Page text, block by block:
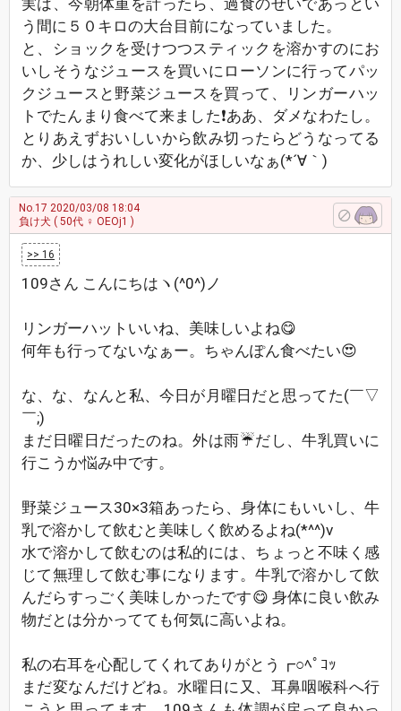
実は、今朝体重を計ったら、過食のせいであっとい
う間に５０キロの大台目前になっていました。
と、ショックを受けつつスティックを溶かすのにお
いしそうなジュースを買いにローソンに行ってパッ
クジュースと野菜ジュースを買って、リンガーハッ
トでたんまり食べて来ました❗ああ、ダメなわたし。
とりあえずおいしいから飲み切ったらどうなってる
か、少しはうれしい変化がほしいなぁ(*´∀｀)
No.17 2020/03/08 18:04
負け犬 ( 50代 ♀ OEOj1 )
>> 16
109さん こんにちはヽ(^0^)ノ
リンガーハットいいね、美味しいよね😋
何年も行ってないなぁー。ちゃんぽん食べたい😍
な、な、なんと私、今日が月曜日だと思ってた(￣▽
￣;)
まだ日曜日だったのね。外は雨☔だし、牛乳買いに
行こうか悩み中です。
野菜ジュース30×3箱あったら、身体にもいいし、牛
乳で溶かして飲むと美味しく飲めるよね(*^^)v
水で溶かして飲むのは私的には、ちょっと不味く感
じて無理して飲む事になります。牛乳で溶かして飲
んだらすっごく美味しかったです😋 身体に良い飲み
物だとは分かってても何気に高いよね。
私の右耳を心配してくれてありがとう┏○ﾍﾟｺｯ
まだ変なんだけどね。水曜日に又、耳鼻咽喉科へ行